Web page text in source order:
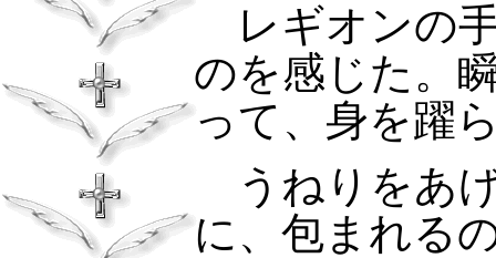
レギオンの
のを感じた。
って、身を躍
うねりをあ
に、包まれる